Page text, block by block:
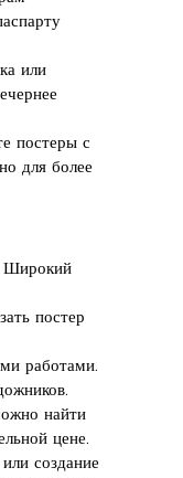
или
постеры с
для более
Широкий
постер
работами.
найти
цене.
создание